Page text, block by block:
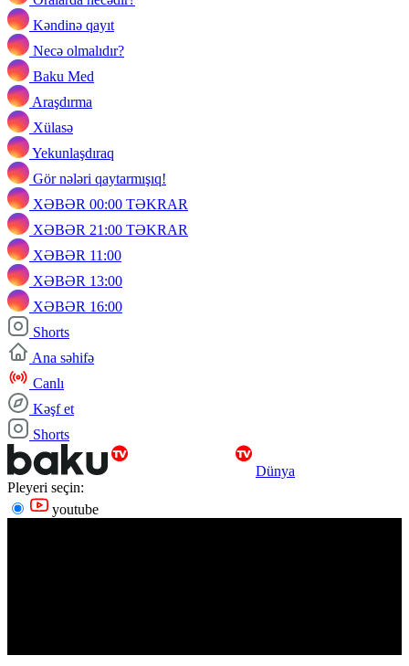
Kəndinə qayıt
Necə olmalıdır?
Baku Med
Araşdırma
Xülasə
Yekunlaşdıraq
Gör nələri qaytarmışıq!
XƏBƏR 00:00 TƏKRAR
XƏBƏR 21:00 TƏKRAR
XƏBƏR 11:00
XƏBƏR 13:00
XƏBƏR 16:00
Shorts
Ana səhifə
Canlı
Kəşf et
Shorts
Dünya
Pleyeri seçin:
youtube